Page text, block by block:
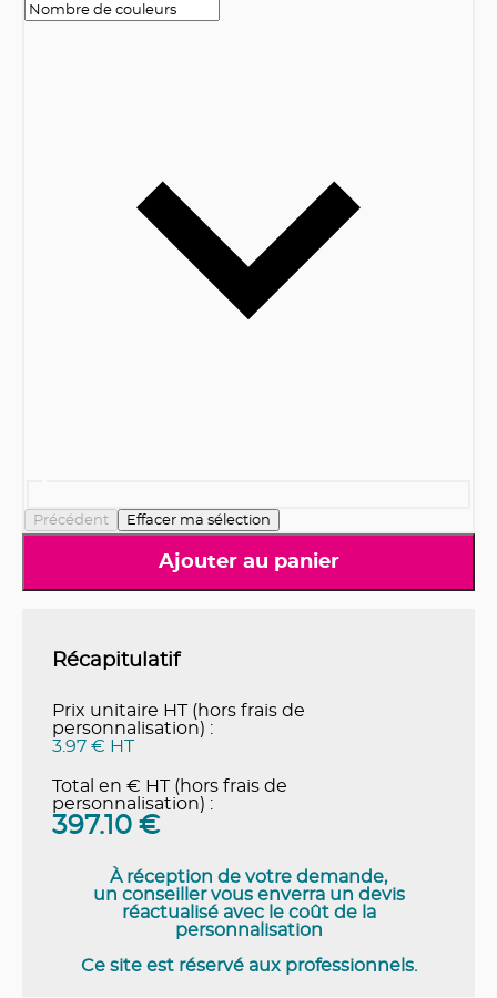
Précédent Effacer ma sélection
Ajouter au panier
Récapitulatif
Prix unitaire HT (hors frais de
personnalisation) :
3.97 € HT
Total en € HT (hors frais de
personnalisation) :
397.10 €
À réception de votre demande,
un conseiller vous enverra un devis
réactualisé avec le coût de la
personnalisation
Ce site est réservé aux professionnels.